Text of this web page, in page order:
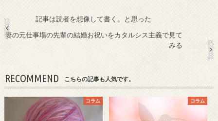
記事は読者を想像して書く。と思った
妻の元仕事場の先輩の結婚お祝いをカタルシス主義で見て
みる
RECOMMEND こちらの記事も人気です。
コラム コラム